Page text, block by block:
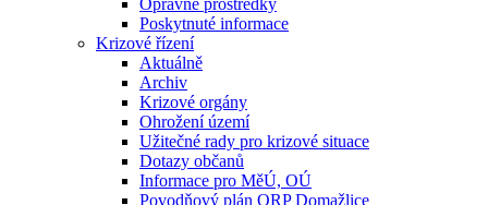
Opravné prostředky
Poskytnuté informace
Krizové řízení
Aktuálně
Archiv
Krizové orgány
Ohrožení území
Užitečné rady pro krizové situace
Dotazy občanů
Informace pro MěÚ, OÚ
Povodňový plán ORP Domažlice